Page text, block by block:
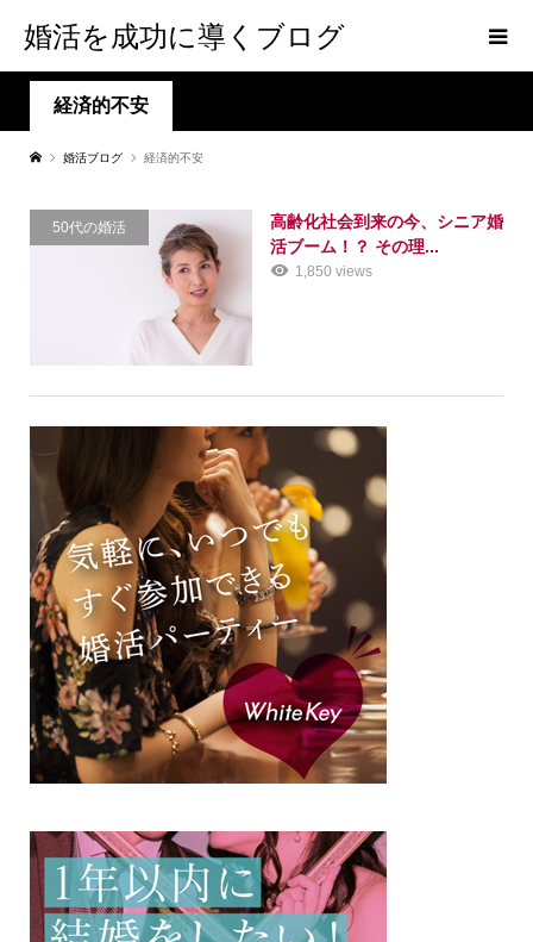
婚活を成功に導くブログ
経済的不安
婚活ブログ 経済的不安
50代の婚活
高齢化社会到来の今、シニア婚
活ブーム！？ その理...
1,850 views